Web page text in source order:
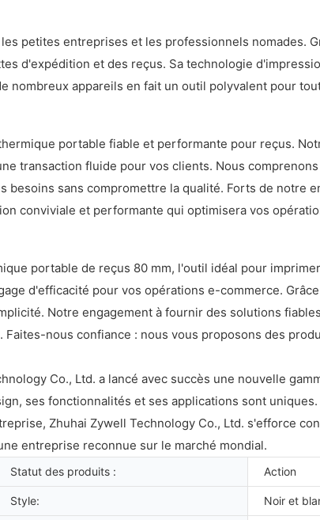
petites entreprises et les professionnels nomades.
d'expédition et des reçus. Sa technologie
nombreux appareils en fait un outil polyvalent pour
portable fiable et performante pour reçus.
transaction fluide pour vos clients. Nous
sans compromettre la qualité. Forts de notre
conviviale et performante qui optimisera vos
portable de reçus 80 mm, l'outil idéal pour
d'efficacité pour vos opérations e-commerce.
Notre engagement à fournir des solutions
nous confiance : nous vous proposons des
Co., Ltd. a lancé avec succès une nouvelle
ses fonctionnalités et ses applications sont
Zhuhai Zywell Technology Co., Ltd. s'efforce
entreprise reconnue sur le marché mondial.
Statut des produits : Action
Style: Noir et